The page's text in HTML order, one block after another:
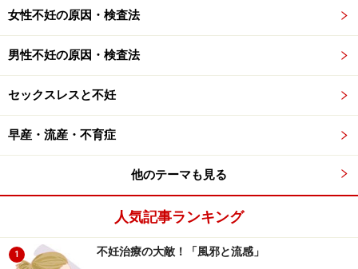
免責事項
女性不妊の原因・検査法
男性不妊の原因・検査法
セックスレスと不妊
早産・流産・不育症
他のテーマも見る
人気記事ランキング
1 不妊治療の大敵！「風邪と流感」